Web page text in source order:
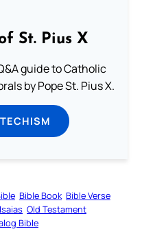
St. Pius X
guide to Catholic
by Pope St. Pius X.
Bible Book Bible Verse
Isaias Old Testament
Bible